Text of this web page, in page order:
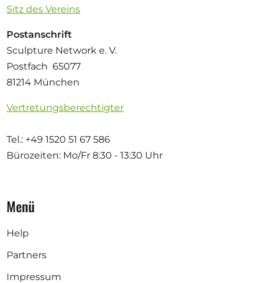
Sitz des Vereins
Postanschrift
Sculpture Network e. V.
Postfach 65077
81214 München
Vertretungsberechtigter
Tel.: +49 1520 51 67 586
Bürozeiten: Mo/Fr 8:30 - 13:30 Uhr
Menü
Help
Partners
Impressum